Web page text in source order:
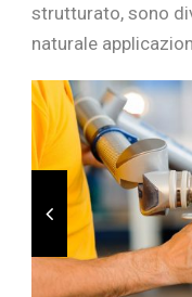
strutturato, sono
naturale